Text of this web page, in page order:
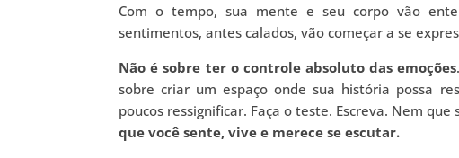
Com o tempo, sua mente e seu corpo vão
sentimentos, antes calados, vão começar a se
Não é sobre ter o controle absoluto das emoções
sobre criar um espaço onde sua história possa
poucos ressignificar. Faça o teste. Escreva. Nem
que você sente, vive e merece se escutar.